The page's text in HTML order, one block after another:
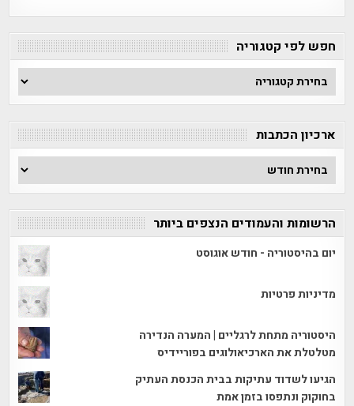
חפש לפי קטגוריה
חפש
לפי
קטגוריה
ארכיון הכתבות
ארכיון
הכתבות
הרשומות והעמודים הנצפים ביותר
יום בהיסטוריה - חודש אוגוסט
מדיניות פרטיות
היסטוריה מתחת לרגליים | המערה הנדירה
מטלטלת את הארכיאולוגים בפוריידיס
הגיעו לשדוד עתיקות בבית הכנסת העתיק
בחוקוק ונתפסו בזמן אמת